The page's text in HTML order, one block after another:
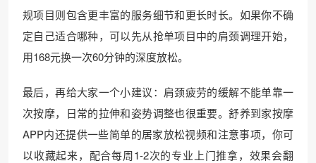
规项目则包含更丰富的服务细节和更长时长。如果你不确
定自己适合哪种，可以先从抢单项目中的肩颈调理开始，
用168元换一次60分钟的深度放松。
最后，再给大家一个小建议：肩颈疲劳的缓解不能单靠一
次按摩，日常的拉伸和姿势调整也很重要。舒养到家按摩
APP内还提供一些简单的居家放松视频和注意事项，你可
以收藏起来，配合每周1-2次的专业上门推拿，效果会翻